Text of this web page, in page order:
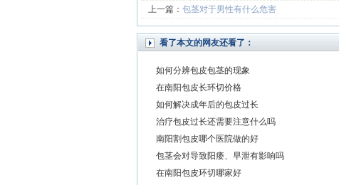
上一篇： 包茎对于男性有什么危害
看了本文的网友还看了：
如何分辨包皮包茎的现象
在南阳包皮长环切价格
如何解决成年后的包皮过长
治疗包皮过长还需要注意什么吗
南阳割包皮哪个医院做的好
包茎会对导致阳痿、早泄有影响吗
在南阳包皮环切哪家好